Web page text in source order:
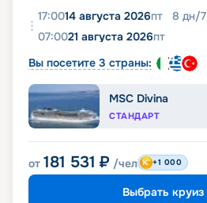
17:0014 августа 2026пт 8 дн/7
07:0021 августа 2026пт
Вы посетите 3 страны:
MSC Divina
СТАНДАРТ
от 181 531 ₽ /чел +1 000
Выбрать круиз